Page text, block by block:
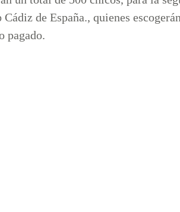
de España., quienes
pagado.